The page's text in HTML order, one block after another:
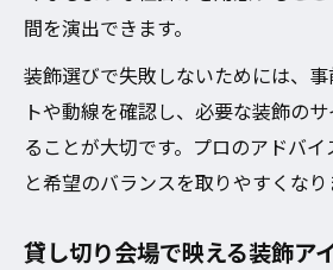
間を演出できます。
装飾選びで失敗しないためには、
トや動線を確認し、必要な装飾の
ることが大切です。プロのアドバ
と希望のバランスを取りやすくなり
貸し切り会場で映える装飾ア